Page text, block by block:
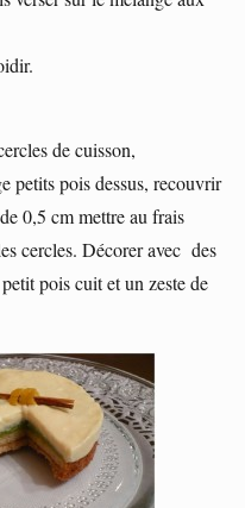
de cuisson,
petits pois dessus, recouvrir
0,5 cm mettre au frais
cercles. Décorer avec des
pois cuit et un zeste de